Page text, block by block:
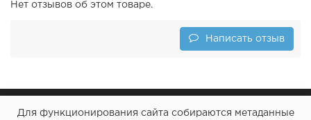
Нет отзывов об этом товаре.
Написать отзыв
Для функционирования сайта собираются метаданные